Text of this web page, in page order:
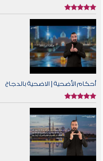
أحكام الأضحية | الاضحية بالدجاج